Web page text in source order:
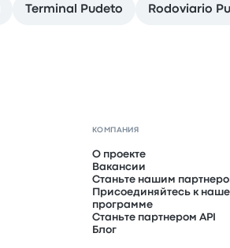
Terminal Pudeto Rodoviario
КОМПАНИЯ
О проекте
Вакансии
Станьте нашим
Присоединяйтесь к
программе
Станьте партнером API
Блог